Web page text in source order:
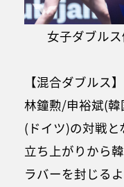
女子ダブル
【混合ダブルス】
林鐘勲/申裕斌(
(ドイツ)の対戦と
立ち上がりから
ラバーを封じる